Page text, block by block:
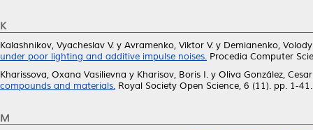
K
Kalashnikov, Vyacheslav V. y Avramenko, Viktor V. y Demianenko,
under poor lighting and additive impulse noises. Procedia Computer
Kharissova, Oxana Vasilievna y Kharisov, Boris I. y Oliva González,
compounds and materials. Royal Society Open Science, 6 (11). pp. 1-
M